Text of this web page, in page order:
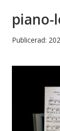
piano-
Publicerad: